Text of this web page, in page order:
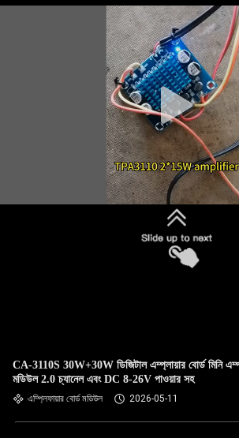
CA-3110S 30W+30W ডিজিটাল এম্প্লায়ার বোর্ড মিনি
মডিউল 2.0 চ্যানেল এবং DC 8-26V পাওয়ার সহ
এম্প্লিফায়ার বোর্ড মডিউল 2026-05-11